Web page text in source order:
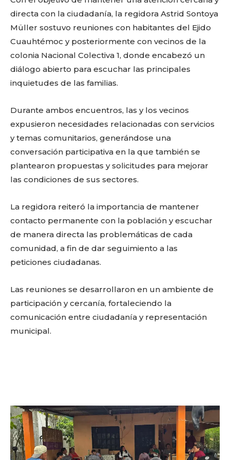
k
directa con la ciudadanía, la regidora Astrid Sontoya
Müller sostuvo reuniones con habitantes del Ejido
Cuauhtémoc y posteriormente con vecinos de la
colonia Nacional Colectiva 1, donde encabezó un
diálogo abierto para escuchar las principales
inquietudes de las familias.
Durante ambos encuentros, las y los vecinos
expusieron necesidades relacionadas con servicios
y temas comunitarios, generándose una
conversación participativa en la que también se
plantearon propuestas y solicitudes para mejorar
las condiciones de sus sectores.
La regidora reiteró la importancia de mantener
contacto permanente con la población y escuchar
de manera directa las problemáticas de cada
comunidad, a fin de dar seguimiento a las
peticiones ciudadanas.
Las reuniones se desarrollaron en un ambiente de
participación y cercanía, fortaleciendo la
comunicación entre ciudadanía y representación
municipal.